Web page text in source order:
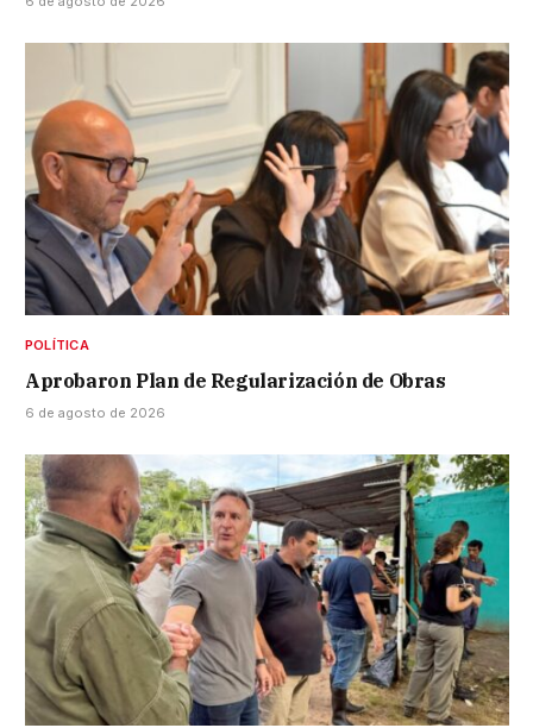
POLÍTICA
Aprobaron Plan de Regularización de Obras
6 de agosto de 2026